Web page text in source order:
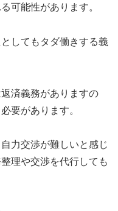
可能性があります。
してもタダ働きする義
済義務がありますの
要があります。
力交渉が難しいと感じ
理や交渉を代行しても